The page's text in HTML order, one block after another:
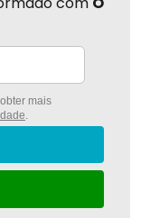
mais
.